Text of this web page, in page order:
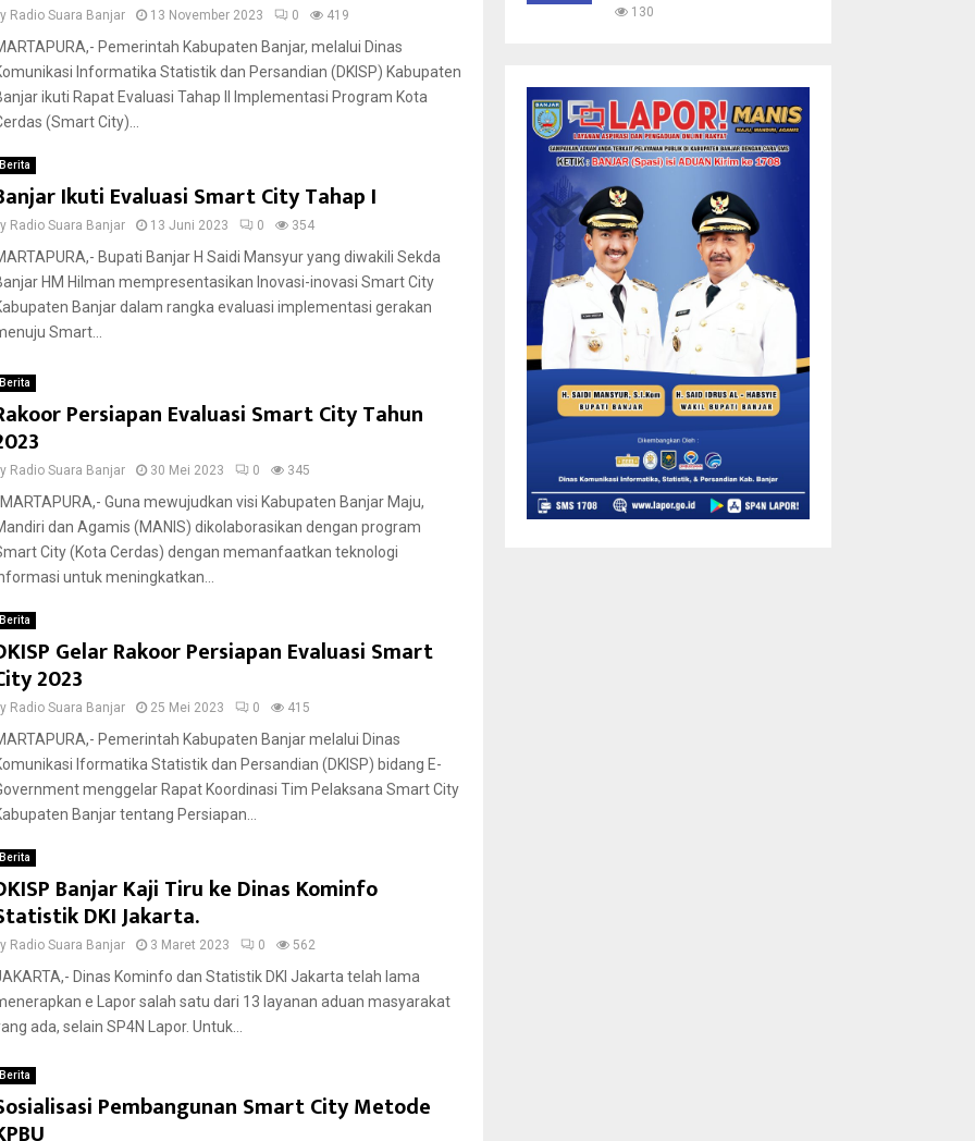
Radio Suara Banjar 13 November 2023 0 419
Pemerintah Kabupaten Banjar, melalui Dinas
Informatika Statistik dan Persandian (DKISP) Kabupaten
ikuti Rapat Evaluasi Tahap II Implementasi Program Kota
(Smart City)...
Berita
Ikuti Evaluasi Smart City Tahap I
Radio Suara Banjar 13 Juni 2023 0 354
Bupati Banjar H Saidi Mansyur yang diwakili Sekda
HM Hilman mempresentasikan Inovasi-inovasi Smart City
Banjar dalam rangka evaluasi implementasi gerakan
Smart...
Berita
Persiapan Evaluasi Smart City Tahun
Radio Suara Banjar 30 Mei 2023 0 345
Guna mewujudkan visi Kabupaten Banjar Maju,
dan Agamis (MANIS) dikolaborasikan dengan program
City (Kota Cerdas) dengan memanfaatkan teknologi
untuk meningkatkan...
Berita
Gelar Rakoor Persiapan Evaluasi Smart
2023
Radio Suara Banjar 25 Mei 2023 0 415
Pemerintah Kabupaten Banjar melalui Dinas
Iformatika Statistik dan Persandian (DKISP) bidang E-
menggelar Rapat Koordinasi Tim Pelaksana Smart City
Banjar tentang Persiapan...
Berita
Banjar Kaji Tiru ke Dinas Kominfo
DKI Jakarta.
Radio Suara Banjar 3 Maret 2023 0 562
Dinas Kominfo dan Statistik DKI Jakarta telah lama
e Lapor salah satu dari 13 layanan aduan masyarakat
ada, selain SP4N Lapor. Untuk...
Berita
Pembangunan Smart City Metode
130